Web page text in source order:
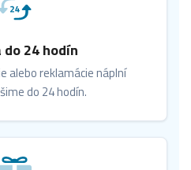
do 24 hodín
alebo reklamácie náplní
do 24 hodín.